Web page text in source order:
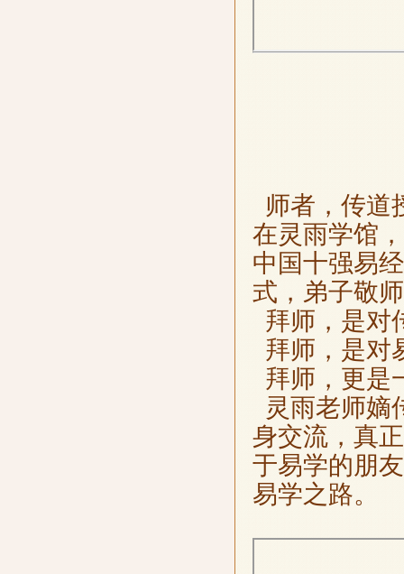
师者，传道
在灵雨学馆
中国十强易
式，弟子敬
拜师，是对
拜师，是对
拜师，更是
灵雨老师嫡
身交流，真
于易学的朋
易学之路。